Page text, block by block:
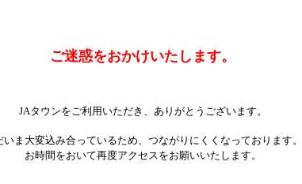
ご迷惑をおかけいたします。
JAタウンをご利用いただき、ありがとうございます。
いま大変込み合っているため、つながりにくくなっております。
お時間をおいて再度アクセスをお願いいたします。